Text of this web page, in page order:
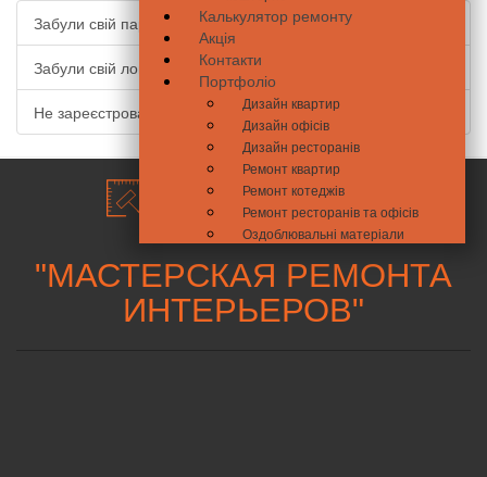
Калькулятор ремонту
Акція
Контакти
Портфоліо
Дизайн квартир
Дизайн офісів
Дизайн ресторанів
Ремонт квартир
Ремонт котеджів
Ремонт ресторанів та офісів
Оздоблювальні матеріали
Забули свій пароль?
Забули свій логін?
Не зареєстровані?
"МАСТЕРСКАЯ РЕМОНТА
ИНТЕРЬЕРОВ"